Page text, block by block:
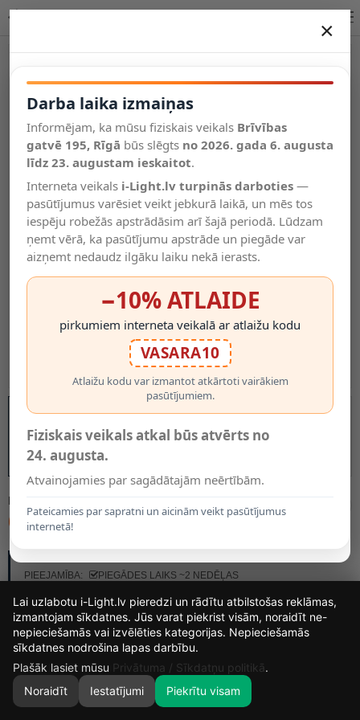
Salīdzināt
Vēlmju
saraksts
Valodas
0
MODELIS:
61.00€
PIEEJAMĪBA:
PIEGĀDES LAIKS ~2 NEDĒĻAS
×
Darba laika izmaiņas
Informējam, ka mūsu fiziskais veikals Brīvības
gatvē 195, Rīgā būs slēgts no 2026. gada 6. augusta
līdz 23. augustam ieskaitot.
Interneta veikals i-Light.lv turpinās darboties —
pasūtījumus varēsiet veikt jebkurā laikā, un mēs tos
iespēju robežās apstrādāsim arī šajā periodā. Lūdzam
ņemt vērā, ka pasūtījumu apstrāde un piegāde var
aizņemt nedaudz ilgāku laiku nekā ierasts.
−10% ATLAIDE
pirkumiem interneta veikalā ar atlaižu kodu
VASARA10
Atlaižu kodu var izmantot atkārtoti vairākiem
pasūtījumiem.
Fiziskais veikals atkal būs atvērts no
24. augusta.
Atvainojamies par sagādātajām neērtībām.
Pateicamies par sapratni un aicinām veikt pasūtījumus
internetā!
12
DIENAS
9
STUNDAS
40
MIN.
1
Lai uzlabotu i-Light.lv pieredzi un rādītu atbilstošas reklāmas,
izmantojam sīkdatnes. Jūs varat piekrist visām, noraidīt ne-
nepieciešamās vai izvēlēties kategorijas. Nepieciešamās
sīkdatnes nodrošina lapas darbību.
Plašāk lasiet mūsu Privātuma / Sīkdatņu politikā.
Noraidīt
Iestatījumi Piekrītu visam